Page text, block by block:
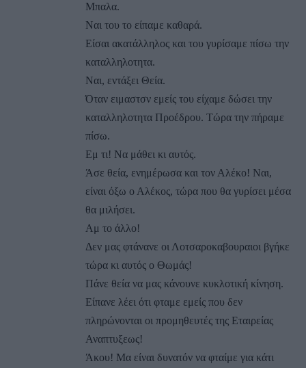
Μπαλα.
Ναι του το είπαμε καθαρά.
Είσαι ακατάλληλος και του γυρίσαμε πίσω την
καταλληλοτητα.
Ναι, εντάξει Θεία.
Όταν ειμαστσν εμείς του είχαμε δώσει την
καταλληλοτητα Προέδρου. Τώρα την πήραμε
πίσω.
Εμ τι! Να μάθει κι αυτός.
Άσε θεία, ενημέρωσα και τον Αλέκο! Ναι,
είναι όξω ο Αλέκος, τώρα που θα γυρίσει μέσα
θα μιλήσει.
Αμ το άλλο!
Δεν μας φτάνανε οι Λοτσαροκαβουραιοι βγήκε
τώρα κι αυτός ο Θωμάς!
Πάνε θεία να μας κάνουνε κυκλοτική κίνηση.
Είπανε λέει ότι φταμε εμείς που δεν
πληρώνονται οι προμηθευτές της Εταιρείας
Αναπτυξεως!
Άκου! Μα είναι δυνατόν να φταίμε για κάτι